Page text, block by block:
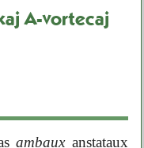
A-vortecaj
ambauxanstataux